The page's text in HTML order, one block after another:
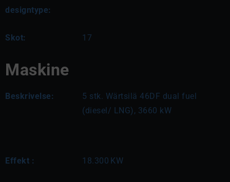
designtype:
Skot: 17
Maskine
Beskrivelse:
5 stk. Wärtsilä 46DF dual fuel
(diesel/ LNG), 3660 kW
Effekt : 18.300 KW